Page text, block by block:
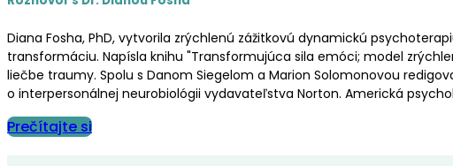
Diana Fosha, PhD, vytvorila zrýchlenú zážitkovú dynamickú
transformáciu. Napísla knihu "Transformujúca sila emóci; model
liečbe traumy. Spolu s Danom Siegelom a Marion Solomonovou
o interpersonálnej neurobiológii vydavateľstva Norton. Americká
Prečítajte si